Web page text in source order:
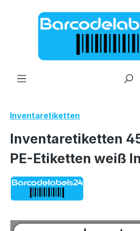
Zum Hauptinhalt springen
Inventaretiketten
Inventaretiketten
PE-Etiketten weiß
Bildergalerie überspringen